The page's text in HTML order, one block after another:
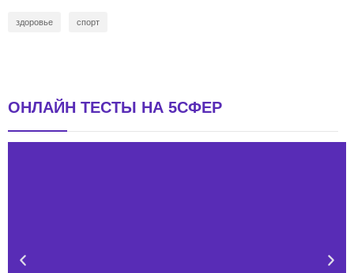
здоровье спорт
ОНЛАЙН ТЕСТЫ НА 5СФЕР